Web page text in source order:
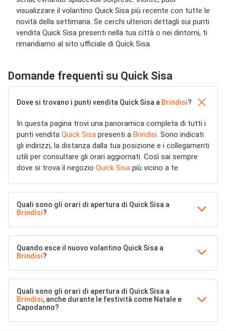
visualizzare il volantino Quick Sisa più recente con tutte le
novità della settimana. Se cerchi ulteriori dettagli sui punti
vendita Quick Sisa presenti nella tua città o nei dintorni, ti
rimandiamo al sito ufficiale di Quick Sisa.
Domande frequenti su Quick Sisa
Dove si trovano i punti vendita Quick Sisa a Brindisi?
In questa pagina trovi una panoramica completa di tutti i
punti vendita Quick Sisa presenti a Brindisi. Sono indicati
gli indirizzi, la distanza dalla tua posizione e i collegamenti
utili per consultare gli orari aggiornati. Così sai sempre
dove si trova il negozio Quick Sisa più vicino a te.
Quali sono gli orari di apertura di Quick Sisa a
Brindisi?
Quando esce il nuovo volantino Quick Sisa a
Brindisi?
Quali sono gli orari di apertura di Quick Sisa a
Brindisi, anche durante le festività come Natale e
Capodanno?